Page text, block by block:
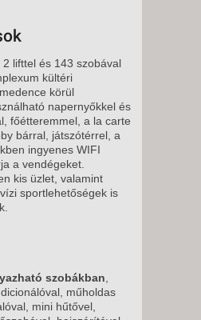
lifttel és 143 szobával
kültéri
körül
napernyőkkel és
főétteremmel, a la carte
bárral, játszótérrel, a
ingyenes WIFI
a vendégeket.
kis üzlet, valamint
sportlehetőségek is
szobákban
műholdas
mini hűtővel,